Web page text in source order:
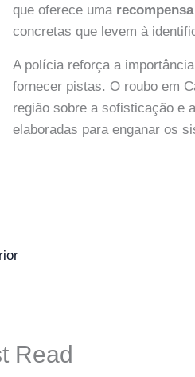
que oferece uma
concretas que levem à
A polícia reforça a
fornecer pistas. O roubo em
região sobre a sofisticação e
elaboradas para enganar os
Read